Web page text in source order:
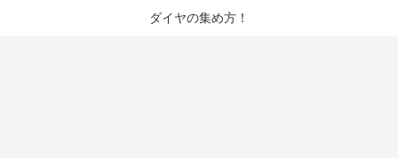
ダイヤの集め方！